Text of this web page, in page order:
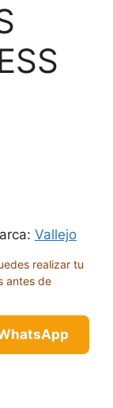
Vallejo
realizar tu
antes de